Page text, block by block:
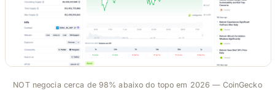
NOT negocia cerca de 98% abaixo do topo em 2026 — CoinGecko